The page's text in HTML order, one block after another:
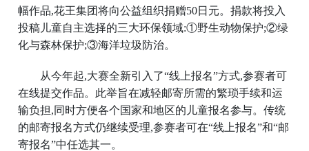
幅作品,花王集团将向公益组织捐赠50日元。捐款将投入
投稿儿童自主选择的三大环保领域:①野生动物保护;②绿
化与森林保护;③海洋垃圾防治。
从今年起,大赛全新引入了“线上报名”方式,参赛者可
在线提交作品。此举旨在减轻邮寄所需的繁琐手续和运
输负担,同时方便各个国家和地区的儿童报名参与。传统
的邮寄报名方式仍继续受理,参赛者可在“线上报名”和“邮
寄报名”中任选其一。